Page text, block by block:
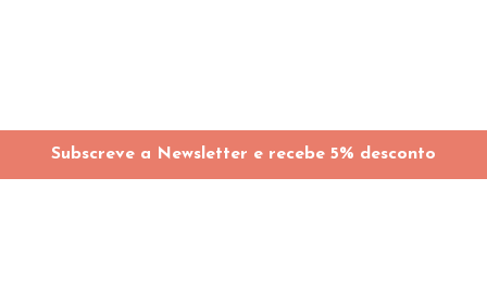
Subscreve a Newsletter e recebe 5% desconto